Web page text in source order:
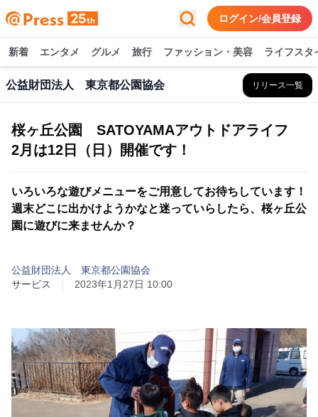
ログイン/会員登録
新着 エンタメ グルメ 旅行 ファッション・美容 ライフスタ
公益財団法人 東京都公園協会 リリース一覧
桜ヶ丘公園 SATOYAMAアウトドアライフ
2月は12日（日）開催です！
いろいろな遊びメニューをご用意してお待ちしています！
週末どこに出かけようかなと迷っていらしたら、桜ヶ丘公
園に遊びに来ませんか？
公益財団法人 東京都公園協会
サービス
2023年1月27日 10:00